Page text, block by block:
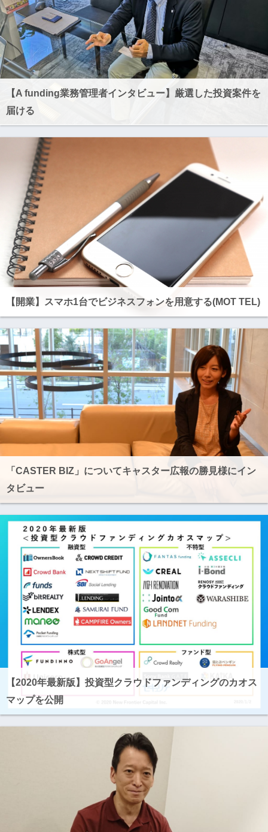
【A funding業務管理者インタビュー】厳選した投資案件を
届ける
【開業】スマホ1台でビジネスフォンを用意する(MOT TEL)
「CASTER BIZ」についてキャスター広報の勝見様にイン
タビュー
【2020年最新版】投資型クラウドファンディングのカオス
マップを公開